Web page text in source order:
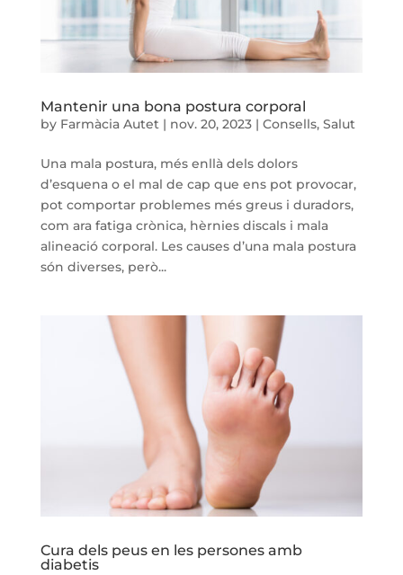
Mantenir una bona postura corporal
by Farmàcia Autet| nov. 20, 2023| Consells, Salut
Una mala postura, més enllà dels dolors
d’esquena o el mal de cap que ens pot provocar,
pot comportar problemes més greus i duradors,
com ara fatiga crònica, hèrnies discals i mala
alineació corporal. Les causes d’una mala postura
són diverses, però...
Cura dels peus en les persones amb
diabetis